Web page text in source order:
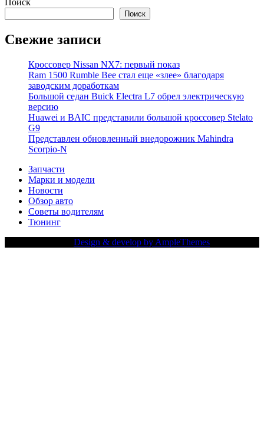
Поиск
Поиск
Свежие записи
Кроссовер Nissan NX7: первый показ
Ram 1500 Rumble Bee стал еще «злее» благодаря
заводским доработкам
Большой седан Buick Electra L7 обрел электрическую
версию
Huawei и BAIC представили большой кроссовер Stelato
G9
Представлен обновленный внедорожник Mahindra
Scorpio-N
Запчасти
Марки и модели
Новости
Обзор авто
Советы водителям
Тюнинг
Design & develop by AmpleThemes